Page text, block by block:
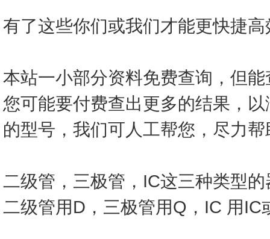
有了这些你们或我们才能更快捷
本站一小部分资料免费查询，但
您可能要付费查出更多的结果，
的型号，我们可人工帮您，尽力
二级管，三极管，IC这三种类型
二级管用D，三极管用Q，IC 用IC